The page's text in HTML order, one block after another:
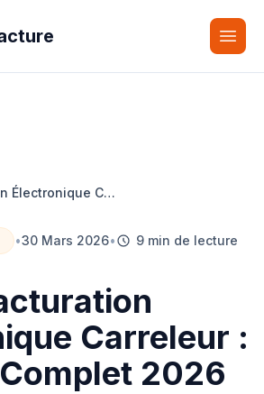
Facturation Électronique Carreleur : Guide Complet 2026
•30 Mars 2026• 9 min de lecture
Carreleur :
2026